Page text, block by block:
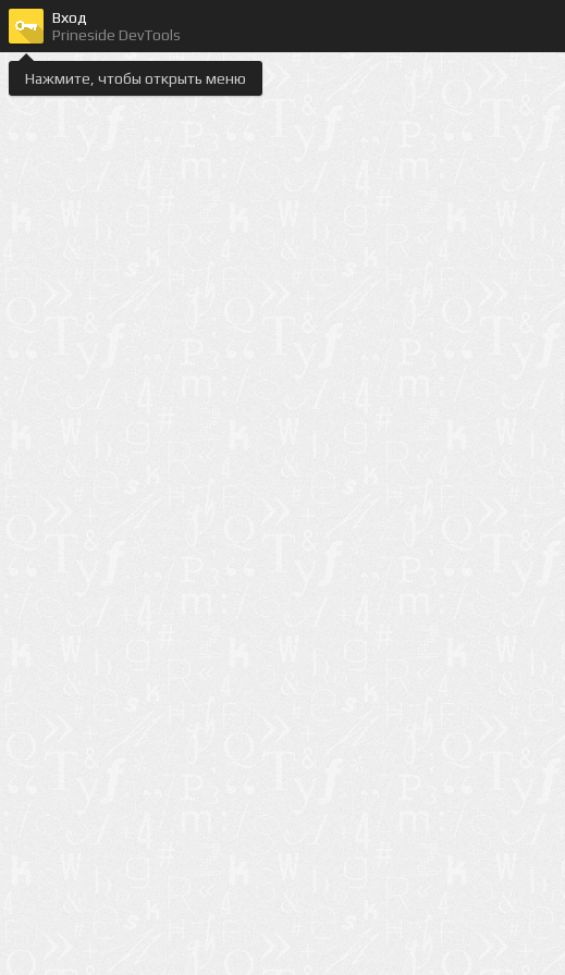
Нажмите, чтобы открыть меню
Вход
Prineside DevTools